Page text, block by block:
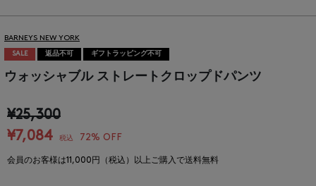
BARNEYS NEW YORK
SALE 返品不可 ギフトラッピング不可
ウォッシャブル ストレートクロップドパンツ
¥25,300
¥7,084
税込 72% OFF
会員のお客様は11,000円（税込）以上ご購入で送料無料